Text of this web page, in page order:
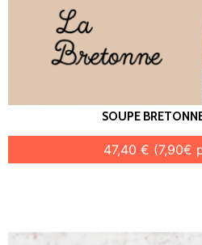
SOUPE
47,40 € (7,90€